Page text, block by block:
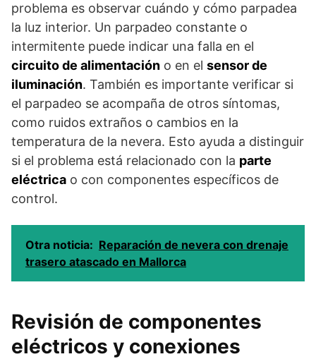
problema es observar cuándo y cómo parpadea
la luz interior. Un parpadeo constante o
intermitente puede indicar una falla en el
circuito de alimentación o en el sensor de
iluminación. También es importante verificar si
el parpadeo se acompaña de otros síntomas,
como ruidos extraños o cambios en la
temperatura de la nevera. Esto ayuda a distinguir
si el problema está relacionado con la parte
eléctrica o con componentes específicos de
control.
Otra noticia: Reparación de nevera con drenaje
trasero atascado en Mallorca
Revisión de componentes
eléctricos y conexiones